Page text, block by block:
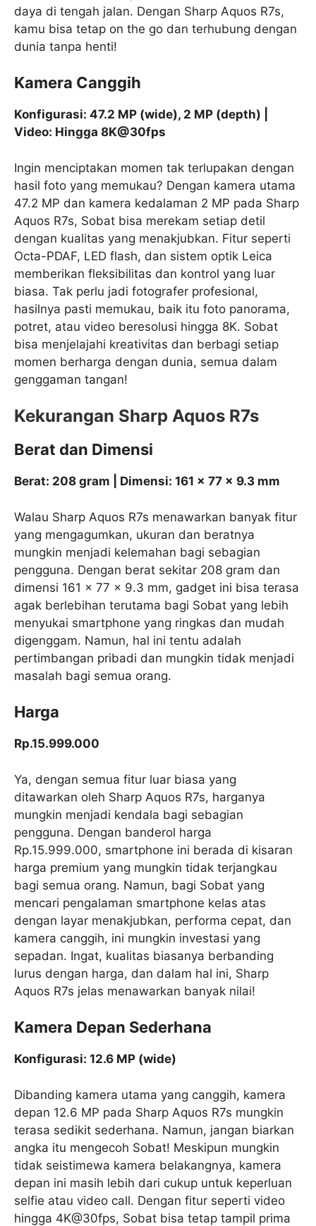
daya di tengah jalan. Dengan Sharp Aquos R7s,
kamu bisa tetap on the go dan terhubung dengan
dunia tanpa henti!
Kamera Canggih
Konfigurasi: 47.2 MP (wide), 2 MP (depth) |
Video: Hingga 8K@30fps
Ingin menciptakan momen tak terlupakan dengan
hasil foto yang memukau? Dengan kamera utama
47.2 MP dan kamera kedalaman 2 MP pada Sharp
Aquos R7s, Sobat bisa merekam setiap detil
dengan kualitas yang menakjubkan. Fitur seperti
Octa-PDAF, LED flash, dan sistem optik Leica
memberikan fleksibilitas dan kontrol yang luar
biasa. Tak perlu jadi fotografer profesional,
hasilnya pasti memukau, baik itu foto panorama,
potret, atau video beresolusi hingga 8K. Sobat
bisa menjelajahi kreativitas dan berbagi setiap
momen berharga dengan dunia, semua dalam
genggaman tangan!
Kekurangan Sharp Aquos R7s
Berat dan Dimensi
Berat: 208 gram | Dimensi: 161 x 77 x 9.3 mm
Walau Sharp Aquos R7s menawarkan banyak fitur
yang mengagumkan, ukuran dan beratnya
mungkin menjadi kelemahan bagi sebagian
pengguna. Dengan berat sekitar 208 gram dan
dimensi 161 x 77 x 9.3 mm, gadget ini bisa terasa
agak berlebihan terutama bagi Sobat yang lebih
menyukai smartphone yang ringkas dan mudah
digenggam. Namun, hal ini tentu adalah
pertimbangan pribadi dan mungkin tidak menjadi
masalah bagi semua orang.
Harga
Rp.15.999.000
Ya, dengan semua fitur luar biasa yang
ditawarkan oleh Sharp Aquos R7s, harganya
mungkin menjadi kendala bagi sebagian
pengguna. Dengan banderol harga
Rp.15.999.000, smartphone ini berada di kisaran
harga premium yang mungkin tidak terjangkau
bagi semua orang. Namun, bagi Sobat yang
mencari pengalaman smartphone kelas atas
dengan layar menakjubkan, performa cepat, dan
kamera canggih, ini mungkin investasi yang
sepadan. Ingat, kualitas biasanya berbanding
lurus dengan harga, dan dalam hal ini, Sharp
Aquos R7s jelas menawarkan banyak nilai!
Kamera Depan Sederhana
Konfigurasi: 12.6 MP (wide)
Dibanding kamera utama yang canggih, kamera
depan 12.6 MP pada Sharp Aquos R7s mungkin
terasa sedikit sederhana. Namun, jangan biarkan
angka itu mengecoh Sobat! Meskipun mungkin
tidak seistimewa kamera belakangnya, kamera
depan ini masih lebih dari cukup untuk keperluan
selfie atau video call. Dengan fitur seperti video
hingga 4K@30fps, Sobat bisa tetap tampil prima